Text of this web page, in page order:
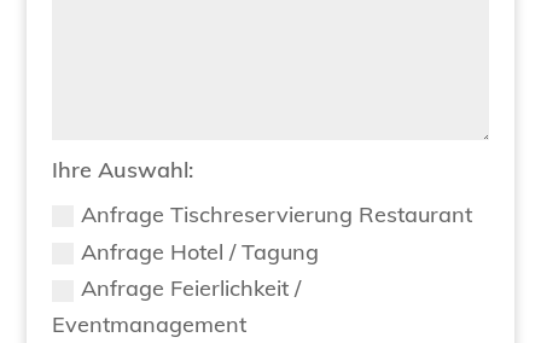
Ihre Auswahl:
Anfrage Tischreservierung Restaurant
Anfrage Hotel / Tagung
Anfrage Feierlichkeit /
Eventmanagement